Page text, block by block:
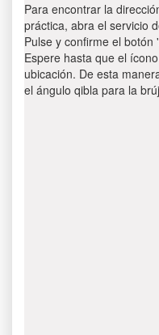
Para encontrar la
práctica, abra el servicio
Pulse y confirme el botón
Espere hasta que el
ubicación. De esta
el ángulo qibla para la